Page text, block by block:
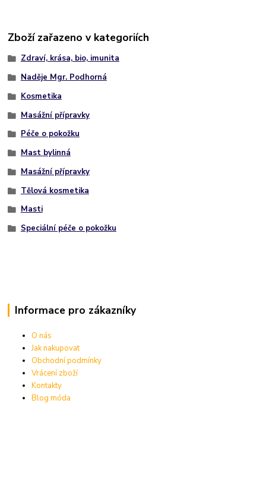
Zboží zařazeno v kategoriích
Zdraví, krása, bio, imunita
Naděje Mgr. Podhorná
Kosmetika
Masážní přípravky
Péče o pokožku
Mast bylinná
Masážní přípravky
Tělová kosmetika
Masti
Speciální péče o pokožku
Informace pro zákazníky
O nás
Jak nakupovat
Obchodní podmínky
Vrácení zboží
Kontakty
Blog móda